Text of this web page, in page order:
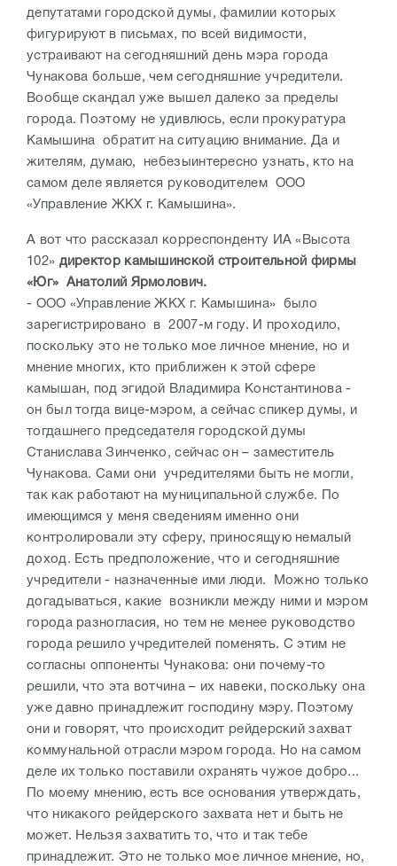
депутатами городской думы, фамилии которых
фигурируют в письмах, по всей видимости,
устраивают на сегодняшний день мэра города
Чунакова больше, чем сегодняшние учредители.
Вообще скандал уже вышел далеко за пределы
города. Поэтому не удивлюсь, если прокуратура
Камышина обратит на ситуацию внимание. Да и
жителям, думаю, небезыинтересно узнать, кто на
самом деле является руководителем ООО
«Управление ЖКХ г. Камышина».
А вот что рассказал корреспонденту ИА «Высота
102» директор камышинской строительной фирмы
«Юг» Анатолий Ярмолович.
- ООО «Управление ЖКХ г. Камышина» было
зарегистрировано в 2007-м году. И проходило,
поскольку это не только мое личное мнение, но и
мнение многих, кто приближен к этой сфере
камышан, под эгидой Владимира Константинова -
он был тогда вице-мэром, а сейчас спикер думы, и
тогдашнего председателя городской думы
Станислава Зинченко, сейчас он – заместитель
Чунакова. Сами они учредителями быть не могли,
так как работают на муниципальной службе. По
имеющимся у меня сведениям именно они
контролировали эту сферу, приносящую немалый
доход. Есть предположение, что и сегодняшние
учредители - назначенные ими люди. Можно только
догадываться, какие возникли между ними и мэром
города разногласия, но тем не менее руководство
города решило учредителей поменять. С этим не
согласны оппоненты Чунакова: они почему-то
решили, что эта вотчина – их навеки, поскольку она
уже давно принадлежит господину мэру. Поэтому
они и говорят, что происходит рейдерский захват
коммунальной отрасли мэром города. Но на самом
деле их только поставили охранять чужое добро...
По моему мнению, есть все основания утверждать,
что никакого рейдерского захвата нет и быть не
может. Нельзя захватить то, что и так тебе
принадлежит. Это не только мое личное мнение, но,